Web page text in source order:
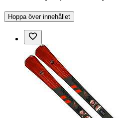
Hoppa över innehållet